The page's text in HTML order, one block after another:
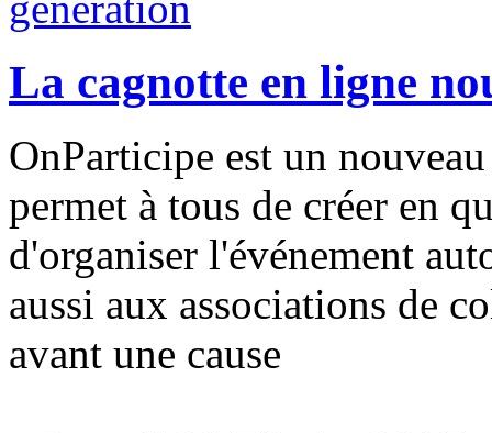
La cagnotte en ligne
OnParticipe est un
permet à tous de créer en
d'organiser l'événement
aussi aux associations de
avant une cause